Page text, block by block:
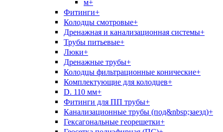
м+
Фитинги+
Колодцы смотровые+
Дренажная и канализационная системы+
Трубы питьевые+
Люки+
Дренажные трубы+
Колодцы фильтрационные конические+
Комплектующие для колодцев+
D. 110 мм+
Фитинги для ПП трубы+
Канализационные трубы (под&nbsp;заезд)+
Гексагональные георешетки+